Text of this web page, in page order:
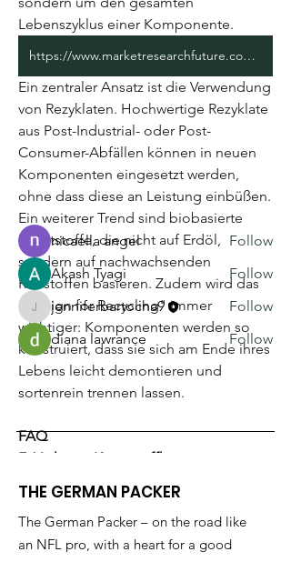
Lebenszyklus einer Komponente.
https://www.marketresearchfuture.com/reports/smart-e-drive-market-5189
Ein zentraler Ansatz ist die Verwendung
von Rezyklaten. Hochwertige Rezyklate
aus Post-Industrial- oder Post-
Consumer-Abfällen können in neuen
Komponenten eingesetzt werden,
ohne dass diese an Leistung einbüßen.
Ein weiterer Trend sind biobasierte
Kunststoffe, die nicht auf Erdöl,
sondern auf nachwachsenden
Rohstoffen basieren. Zudem wird das
"Design for Recycling" immer
wichtiger: Komponenten werden so
konstruiert, dass sie sich am Ende ihres
Lebens leicht demontieren und
sortenrein trennen lassen.
FAQ
F: Verlieren Kunststoffkomponenten
Aufbereitungsverfahren ermöglichen
Rezyklate in "Neuwarenqualität". Für
anspruchsvolle Anwendungen können
About
Willkommen in der Gruppe! Hier
können sich Mitglieder austau
Read more
Members
nicaella angel
Follow
Akash Tyagi
Follow
jenniferbartocha9
jenniferbartocha9
Follow
diana lawrance
Follow
See All Members (4)
THE GERMAN PACKER
The German Packer – on the road like
an NFL pro, with a heart for a good